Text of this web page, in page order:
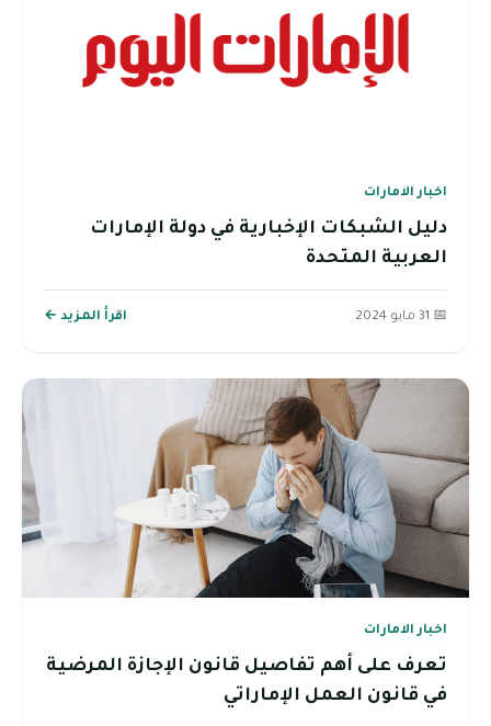
اخبار الامارات
دليل الشبكات الإخبارية في دولة الإمارات
العربية المتحدة
📅 31 مايو 2024 اقرأ المزيد ←
اخبار الامارات
تعرف على أهم تفاصيل قانون الإجازة المرضية
في قانون العمل الإماراتي